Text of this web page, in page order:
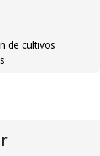
de cultivos